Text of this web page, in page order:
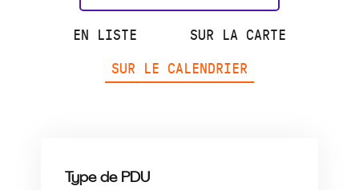
EN LISTE
SUR LA CARTE
SUR LE CALENDRIER
Type de PDU